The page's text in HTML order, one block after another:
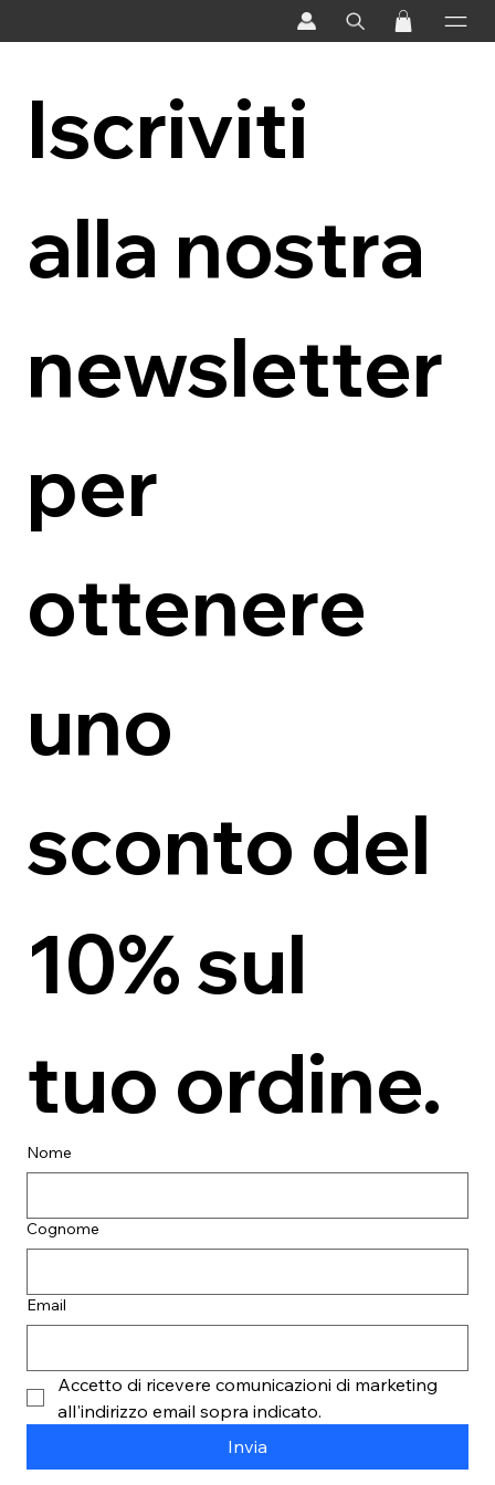
Iscriviti
alla nostra
newsletter
per
ottenere
uno
sconto del
10% sul
tuo ordine.
Nome
Cognome
Email
Accetto di ricevere comunicazioni di marketing
all'indirizzo email sopra indicato.
Invia